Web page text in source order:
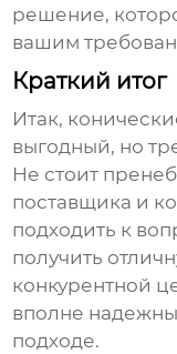
решение,
вашим
Краткий итог
Итак,
выгодный, но
Не стоит
поставщика и
подходить к
получить
конкурентной
вполне
подходе.